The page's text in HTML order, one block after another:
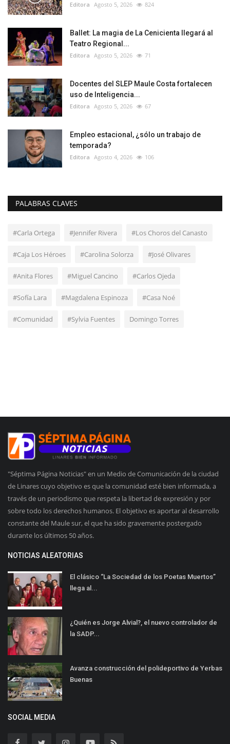
Editora Agosto 5, 2026 824
Ballet: La magia de La Cenicienta llegará al
Teatro Regional...
Editora Agosto 5, 2026 71
Docentes del SLEP Maule Costa fortalecen
uso de Inteligencia...
Editora Agosto 5, 2026 67
Empleo estacional, ¿sólo un trabajo de
temporada?
Editora Agosto 4, 2026 106
PALABRAS CLAVES
#Carla Ortega #Jennifer Rivera #Los Choros del Canasto
#Caja Los Héroes #Carolina Solorza #José Olivares
#Anita Flores #Miguel Cancino #Carlos Ojeda
#Sofía Lara #Magdalena Espinoza #Casa Noé
#Comunidad #Sylvia Fuentes Domingo Torres
"Séptima Página Noticias" en un Medio de Comunicación de la ciudad
de Linares cuyo objetivo es que la comunidad esté bien informada, a
través de un periodismo que respeta la libertad de expresión y por
sobre todo los derechos humanos. El objetivo es aportar al desarrollo
constante del Maule sur, el que ha sido gravemente postergado
durante los últimos 50 años.
NOTICIAS ALEATORIAS
El clásico “La Sociedad de los Poetas Muertos”
llega al...
¿Quién es Jorge Alvial?, el nuevo controlador de
la SADP...
Avanza construcción del polideportivo de Yerbas
Buenas
SOCIAL MEDIA